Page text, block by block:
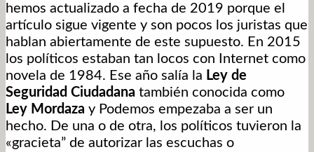
hemos actualizado a fecha de 2019 porque el
artículo sigue vigente y son pocos los juristas que
hablan abiertamente de este supuesto. En 2015
los políticos estaban tan locos con Internet como
novela de 1984. Ese año salía la Ley de
Seguridad Ciudadana también conocida como
Ley Mordaza y Podemos empezaba a ser un
hecho. De una o de otra, los políticos tuvieron la
«gracieta” de autorizar las escuchas o